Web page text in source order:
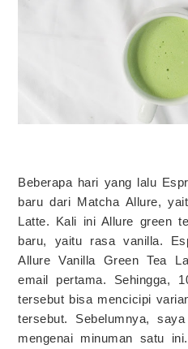
Beberapa hari yang lalu
baru dari Matcha Allure,
Latte. Kali ini Allure green
baru, yaitu rasa vanilla.
Allure Vanilla Green Tea
email pertama. Sehingga,
tersebut bisa mencicipi
tersebut. Sebelumnya,
mengenai minuman satu